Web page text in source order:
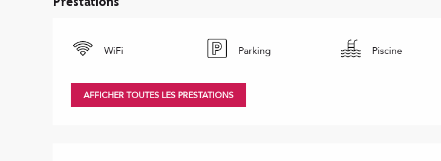
Prestations
WiFi Parking Piscine
AFFICHER TOUTES LES PRESTATIONS